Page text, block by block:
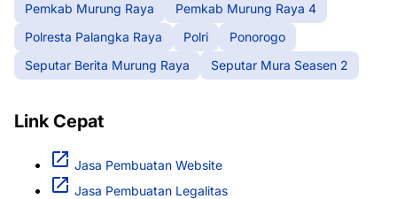
Pemkab Murung Raya
Pemkab Murung Raya 4
Polresta Palangka Raya
Polri
Ponorogo
Seputar Berita Murung Raya
Seputar Mura Seasen 2
Link Cepat
Jasa Pembuatan Website
Jasa Pembuatan Legalitas